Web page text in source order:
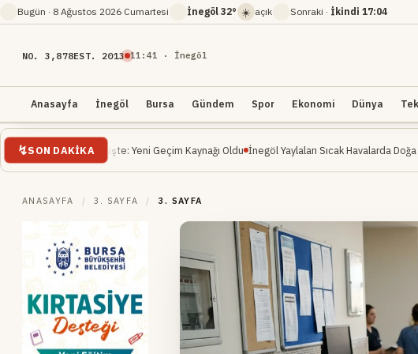
Bugün · 8 Ağustos 2026 Cumartesi İnegöl 32° ☀️ açık Sonraki · İkindi 17:04
NO. 3,878EST. 2013 11 :41 · İnegöl
Anasayfa İnegöl Bursa Gündem Spor Ekonomi Dünya
SON DAKIKA
Yeni Geçim Kaynağı Oldu İnegöl Yaylaları Sıcak Havalarda Doğa Severlerin Yeni
ANASAYFA / 3. SAYFA / 3. SAYFA